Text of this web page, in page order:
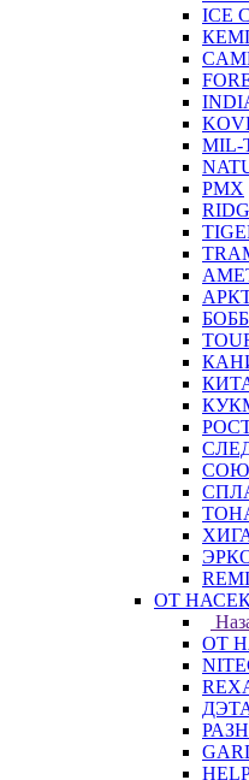
ICE
MIL-
PMX
ОТ
ОТ